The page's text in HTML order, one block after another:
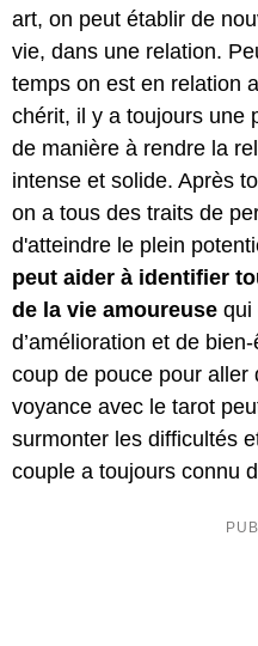
art, on peut établir de
vie, dans une relation.
temps on est en relation
chérit, il y a toujours une
de manière à rendre la
intense et solide. Après
on a tous des traits de
d'atteindre le plein
peut aider à identifier
de la vie amoureuse qui
d’amélioration et de
coup de pouce pour
voyance avec le tarot
surmonter les difficultés
couple a toujours connu